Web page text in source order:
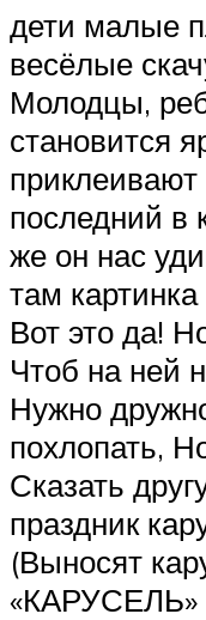
дети малые
весёлые
Молодцы,
становится
приклеивают
последний в
же он нас
там
Вот это да!
Чтоб на ней
Нужно
похлопать,
Сказать
праздник
(Выносят
«КАРУСЕЛЬ»